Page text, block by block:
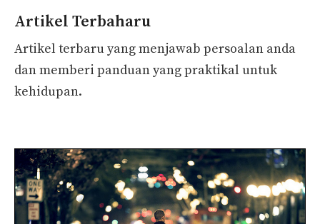
Artikel Terbaharu
Artikel terbaru yang menjawab persoalan anda
dan memberi panduan yang praktikal untuk
kehidupan.